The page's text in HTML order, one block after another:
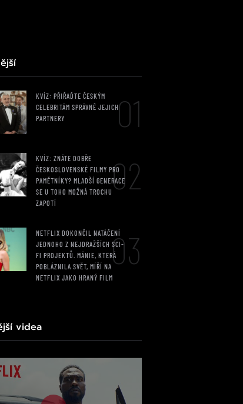
KVÍZ: PŘIŘAĎTE ČESKÝM
CELEBRITÁM SPRÁVNĚ JEJICH
PARTNERY
01
KVÍZ: ZNÁTE DOBŘE
ČESKOSLOVENSKÉ FILMY PRO
PAMĚTNÍKY? MLADŠÍ GENERACE
SE U TOHO MOŽNÁ TROCHU
ZAPOTÍ
02
NETFLIX DOKONČIL NATÁČENÍ
JEDNOHO Z NEJDRAŽŠÍCH SCI-
FI PROJEKTŮ. MÁNIE, KTERÁ
POBLÁZNILA SVĚT, MÍŘÍ NA
NETFLIX JAKO HRANÝ FILM
03
videa